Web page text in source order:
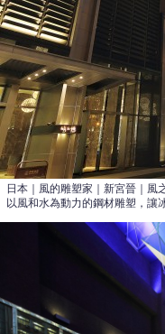
日本｜風的雕塑家｜新宮晉｜風
以風和水為動力的鋼材雕塑，讓